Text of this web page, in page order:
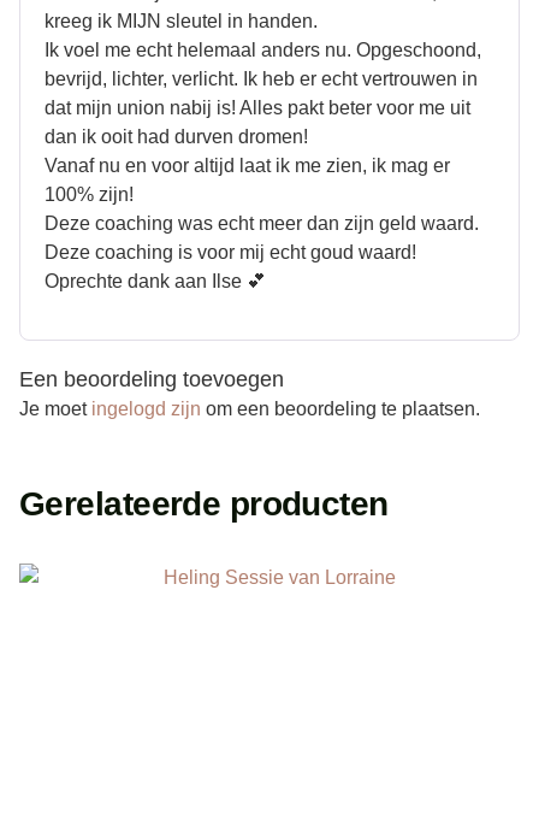
kreeg ik MIJN sleutel in handen.
Ik voel me echt helemaal anders nu. Opgeschoond,
bevrijd, lichter, verlicht. Ik heb er echt vertrouwen in
dat mijn union nabij is! Alles pakt beter voor me uit
dan ik ooit had durven dromen!
Vanaf nu en voor altijd laat ik me zien, ik mag er
100% zijn!
Deze coaching was echt meer dan zijn geld waard.
Deze coaching is voor mij echt goud waard!
Oprechte dank aan Ilse 💕
Een beoordeling toevoegen
Je moet ingelogd zijn om een beoordeling te plaatsen.
Gerelateerde producten